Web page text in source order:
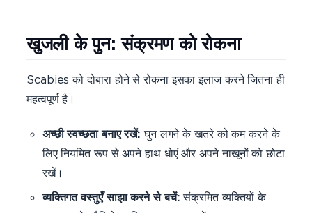
खुजली के पुन: संक्रमण को रोकना
Scabies को दोबारा होने से रोकना इसका इलाज करने जितना ही
महत्वपूर्ण है।
अच्छी स्वच्छता बनाए रखें: घुन लगने के खतरे को कम करने के
लिए नियमित रूप से अपने हाथ धोएं और अपने नाखूनों को छोटा
रखें।
व्यक्तिगत वस्तुएँ साझा करने से बचें:संक्रमित व्यक्तियों के